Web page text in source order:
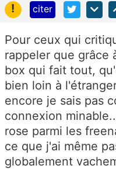
!
citer
Pour ceux qui
rappeler que grâce
box qui fait tout,
bien loin à
encore je sais pas
connexion
rose parmi les
ce que j'ai même
globalement